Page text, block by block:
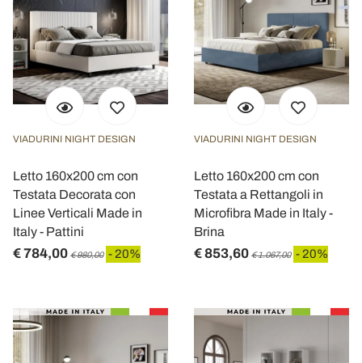
VIADURINI NIGHT DESIGN
Letto 160x200 cm con
Testata Decorata con
Linee Verticali Made in
Italy - Pattini
€ 784,00 € 980,00 - 20%
VIADURINI NIGHT DESIGN
Letto 160x200 cm con
Testata a Rettangoli in
Microfibra Made in Italy -
Brina
€ 853,60 € 1.067,00 - 20%